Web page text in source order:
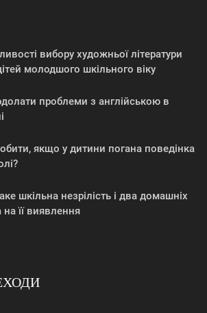
вибору художньої літератури
молодшого шкільного віку
проблеми з англійською в
якщо у дитини погана поведінка
шкільна незрілість і два домашніх
на її виявлення